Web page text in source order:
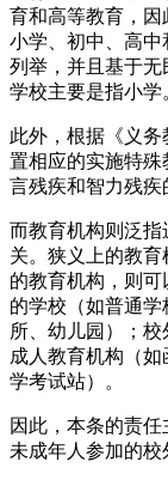
育和高等教育，因
小学、初中、高
列举，并且基于
学校主要是指小学
此外，根据《义
置相应的实施特
言残疾和智力残疾
而教育机构则泛
关。狭义上的教
的教育机构，则
的学校（如普通
所、幼儿园）；校
成人教育机构（
学考试站）。
因此，本条的责
未成年人参加的校